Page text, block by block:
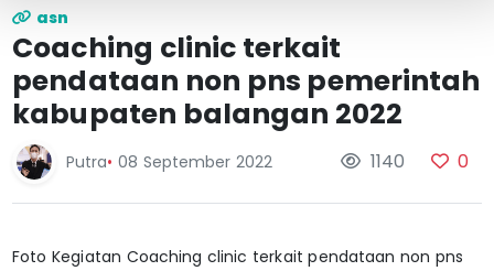
asn
Coaching clinic terkait
pendataan non pns pemerintah
kabupaten balangan 2022
Putra• 08 September 2022 1140 0
Foto Kegiatan Coaching clinic terkait pendataan non pns